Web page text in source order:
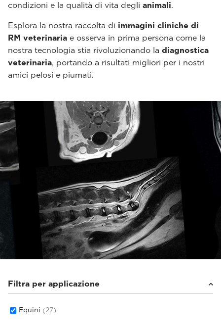
condizioni e la qualità di vita degli animali.
Esplora la nostra raccolta di immagini cliniche di
RM veterinaria e osserva in prima persona come la
nostra tecnologia stia rivoluzionando la diagnostica
veterinaria, portando a risultati migliori per i nostri
amici pelosi e piumati.
Filtra per applicazione
Equini (27)